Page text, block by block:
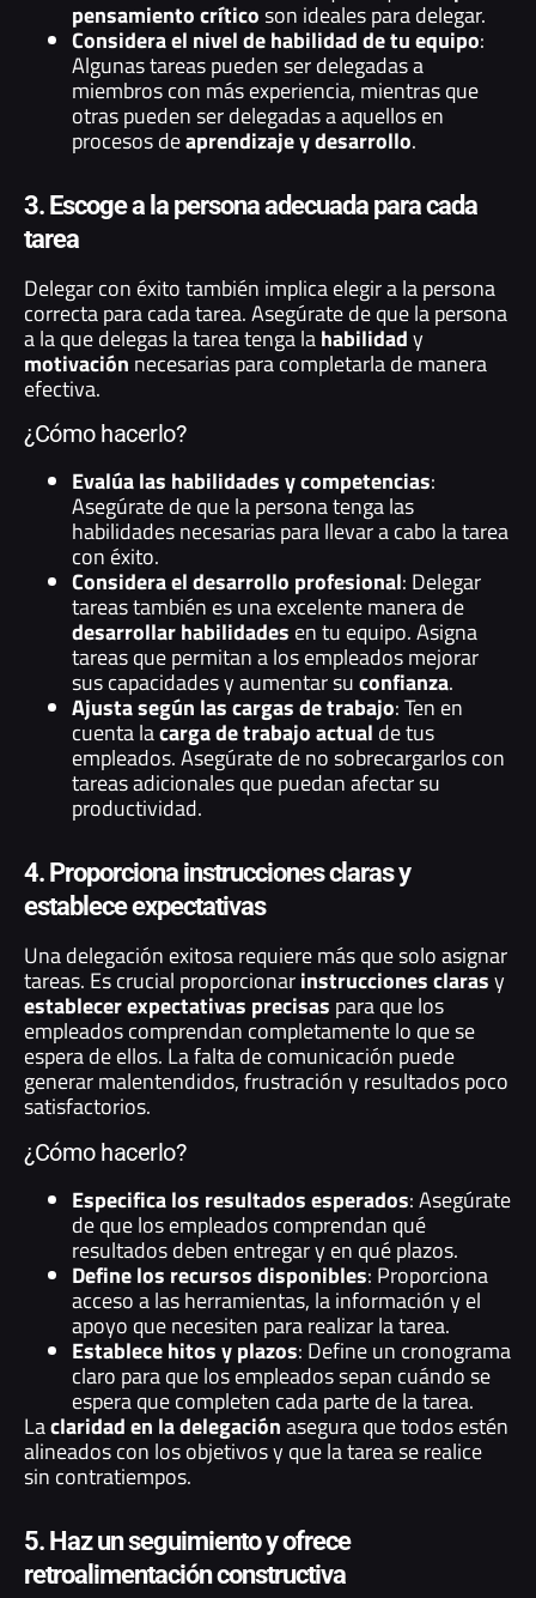
pensamiento críticoson ideales para delegar.
Considera el nivel de habilidad de tu equipo:
Algunas tareas pueden ser delegadas a
miembros con más experiencia, mientras que
otras pueden ser delegadas a aquellos en
procesos deaprendizaje y desarrollo.
3. Escoge a la persona adecuada para cada
tarea
Delegar con éxito también implica elegir a la persona
correcta para cada tarea. Asegúrate de que la persona
a la que delegas la tarea tenga lahabilidady
motivación necesarias para completarla de manera
efectiva.
¿Cómo hacerlo?
Evalúa las habilidades y competencias:
Asegúrate de que la persona tenga las
habilidades necesarias para llevar a cabo la tarea
con éxito.
Considera el desarrollo profesional: Delegar
tareas también es una excelente manera de
desarrollar habilidades en tu equipo. Asigna
tareas que permitan a los empleados mejorar
sus capacidades y aumentar suconfianza.
Ajusta según las cargas de trabajo: Ten en
cuenta lacarga de trabajo actual de tus
empleados. Asegúrate de no sobrecargarlos con
tareas adicionales que puedan afectar su
productividad.
4. Proporciona instrucciones claras y
establece expectativas
Una delegación exitosa requiere más que solo asignar
tareas. Es crucial proporcionarinstrucciones clarasy
establecer expectativas precisas para que los
empleados comprendan completamente lo que se
espera de ellos. La falta de comunicación puede
generar malentendidos, frustración y resultados poco
satisfactorios.
¿Cómo hacerlo?
Especifica los resultados esperados: Asegúrate
de que los empleados comprendan qué
resultados deben entregar y en qué plazos.
Define los recursos disponibles: Proporciona
acceso a las herramientas, la información y el
apoyo que necesiten para realizar la tarea.
Establece hitos y plazos: Define un cronograma
claro para que los empleados sepan cuándo se
espera que completen cada parte de la tarea.
Laclaridad en la delegaciónasegura que todos estén
alineados con los objetivos y que la tarea se realice
sin contratiempos.
5. Haz un seguimiento y ofrece
retroalimentación constructiva